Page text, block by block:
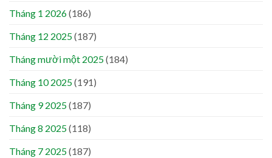
Tháng 1 2026(186)
Tháng 12 2025(187)
Tháng mười một 2025(184)
Tháng 10 2025(191)
Tháng 9 2025(187)
Tháng 8 2025(118)
Tháng 7 2025(187)